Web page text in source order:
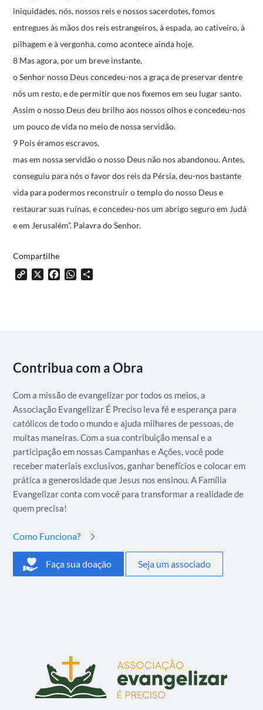
iniquidades, nós, nossos reis e nossos sacerdotes, fomos
entregues às mãos dos reis estrangeiros, à espada, ao cativeiro, à
pilhagem e à vergonha, como acontece ainda hoje.
8 Mas agora, por um breve instante,
o Senhor nosso Deus concedeu-nos a graça de preservar dentre
nós um resto, e de permitir que nos fixemos em seu lugar santo.
Assim o nosso Deus deu brilho aos nossos olhos e concedeu-nos
um pouco de vida no meio de nossa servidão.
9 Pois éramos escravos,
mas em nossa servidão o nosso Deus não nos abandonou.Antes,
conseguiu para nós o favor dos reis da Pérsia,deu-nos bastante
vida para podermos reconstruir o templo do nosso Deuse
restaurar suas ruínas,e concedeu-nos um abrigo seguro em Judá
e em Jerusalém”. Palavra do Senhor.
Compartilhe
Copy X FacebookWhatsApp
Contribua com a Obra
Com a missão de evangelizar por todos os meios, a
Associação Evangelizar É Preciso leva fé e esperança para
católicos de todo o mundo e ajuda milhares de pessoas, de
muitas maneiras. Com a sua contribuição mensal e a
participação em nossas Campanhas e Ações, você pode
receber materiais exclusivos, ganhar benefícios e colocar em
prática a generosidade que Jesus nos ensinou. A Família
Evangelizar conta com você para transformar a realidade de
quem precisa!
Como Funciona?
Faça sua doação Seja um associado